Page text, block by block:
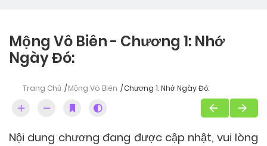
Mộng Vô Biên - Chương 1: Nhớ
Ngày Đó:
Trang Chủ Mộng Vô Biên Chương 1: Nhớ Ngày Đó:
Nội dung chương đang được cập nhật, vui lòng